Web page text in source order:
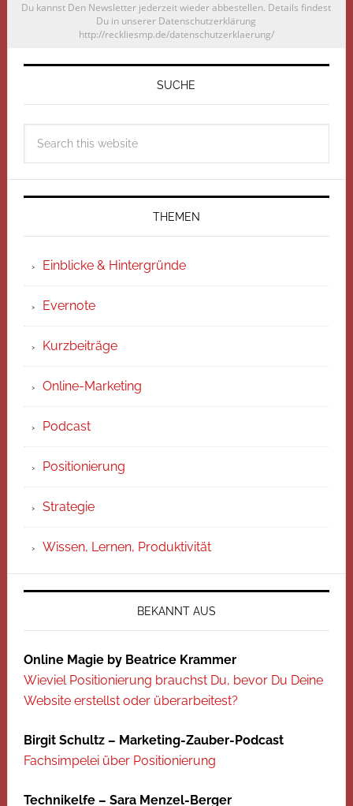
Du kannst Den Newsletter jederzeit wieder abbestellen. Details findest
Du in unserer Datenschutzerklärung
http://reckliesmp.de/datenschutzerklaerung/
SUCHE
THEMEN
Einblicke & Hintergründe
Evernote
Kurzbeiträge
Online-Marketing
Podcast
Positionierung
Strategie
Wissen, Lernen, Produktivität
BEKANNT AUS
Online Magie by Beatrice Krammer
Wieviel Positionierung brauchst Du, bevor Du Deine
Website erstellst oder überarbeitest?
Birgit Schultz – Marketing-Zauber-Podcast
Fachsimpelei über Positionierung
Technikelfe – Sara Menzel-Berger